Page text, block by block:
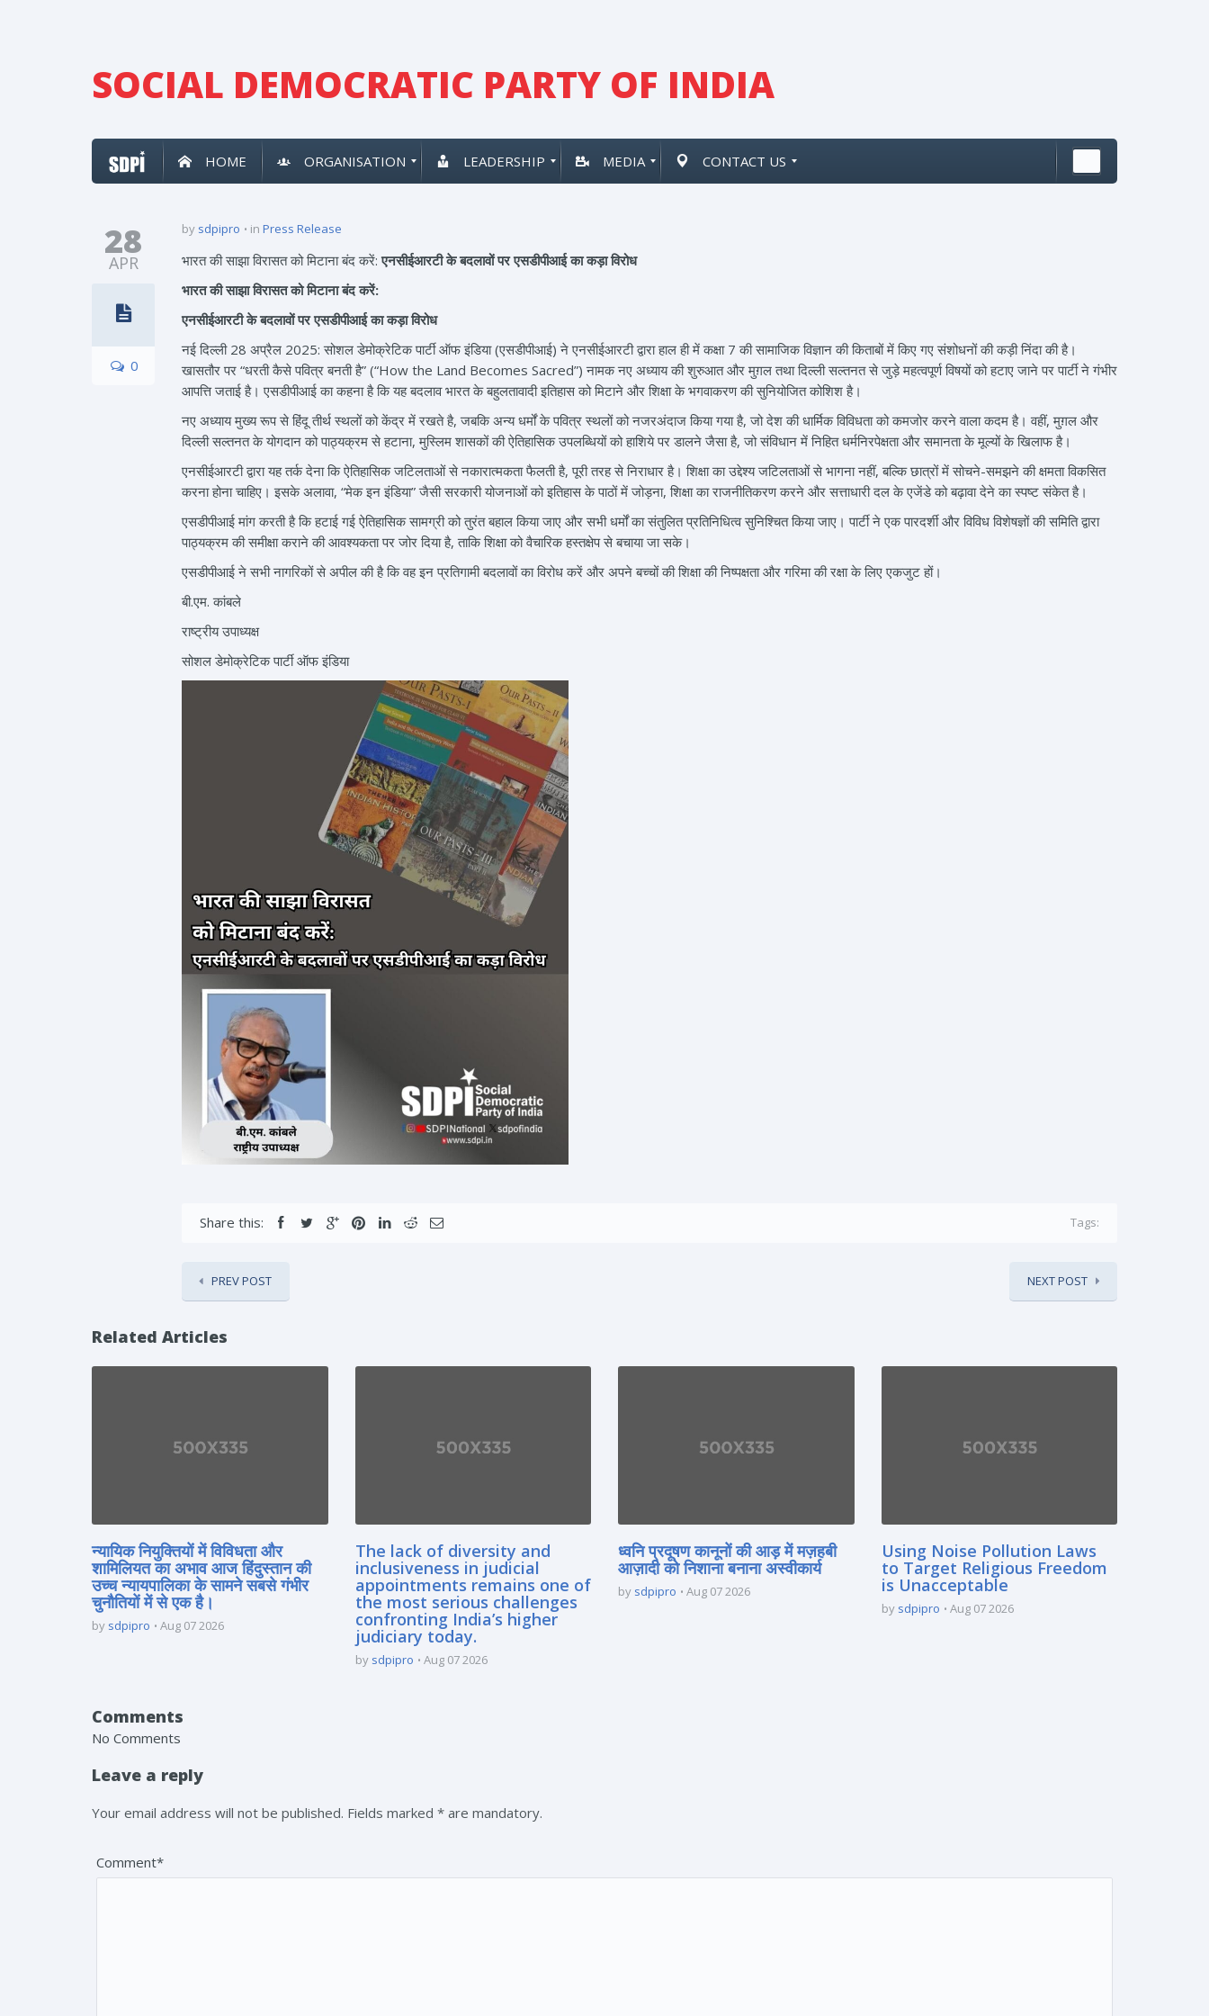
SOCIAL DEMOCRATIC PARTY OF INDIA
HOME ORGANISATION LEADERSHIP MEDIA CONTACT US
28
APR
0
by sdpipro in Press Release
भारत की साझा विरासत को मिटाना बंद करें:एनसीईआरटी के बदलावों पर एसडीपीआई का कड़ा विरोध
भारत की साझा विरासत को मिटाना बंद करें:
एनसीईआरटी के बदलावों पर एसडीपीआई का कड़ा विरोध
नई दिल्ली 28 अप्रैल 2025: सोशल डेमोक्रेटिक पार्टी ऑफ इंडिया (एसडीपीआई) ने एनसीईआरटी द्वारा हाल ही में कक्षा 7 की सामाजिक विज्ञान की किताबों में किए गए संशोधनों की कड़ी निंदा की है।
खासतौर पर “धरती कैसे पवित्र बनती है” (“How the Land Becomes Sacred”) नामक नए अध्याय की शुरुआत और मुग़ल तथा दिल्ली सल्तनत से जुड़े महत्वपूर्ण विषयों को हटाए जाने पर पार्टी ने गंभीर
आपत्ति जताई है। एसडीपीआई का कहना है कि यह बदलाव भारत के बहुलतावादी इतिहास को मिटाने और शिक्षा के भगवाकरण की सुनियोजित कोशिश है।
नए अध्याय मुख्य रूप से हिंदू तीर्थ स्थलों को केंद्र में रखते है, जबकि अन्य धर्मों के पवित्र स्थलों को नजरअंदाज किया गया है, जो देश की धार्मिक विविधता को कमजोर करने वाला कदम है। वहीं, मुग़ल और
दिल्ली सल्तनत के योगदान को पाठ्यक्रम से हटाना, मुस्लिम शासकों की ऐतिहासिक उपलब्धियों को हाशिये पर डालने जैसा है, जो संविधान में निहित धर्मनिरपेक्षता और समानता के मूल्यों के खिलाफ है।
एनसीईआरटी द्वारा यह तर्क देना कि ऐतिहासिक जटिलताओं से नकारात्मकता फैलती है, पूरी तरह से निराधार है। शिक्षा का उद्देश्य जटिलताओं से भागना नहीं, बल्कि छात्रों में सोचने-समझने की क्षमता विकसित
करना होना चाहिए। इसके अलावा, “मेक इन इंडिया” जैसी सरकारी योजनाओं को इतिहास के पाठों में जोड़ना, शिक्षा का राजनीतिकरण करने और सत्ताधारी दल के एजेंडे को बढ़ावा देने का स्पष्ट संकेत है।
एसडीपीआई मांग करती है कि हटाई गई ऐतिहासिक सामग्री को तुरंत बहाल किया जाए और सभी धर्मों का संतुलित प्रतिनिधित्व सुनिश्चित किया जाए। पार्टी ने एक पारदर्शी और विविध विशेषज्ञों की समिति द्वारा
पाठ्यक्रम की समीक्षा कराने की आवश्यकता पर जोर दिया है, ताकि शिक्षा को वैचारिक हस्तक्षेप से बचाया जा सके।
एसडीपीआई ने सभी नागरिकों से अपील की है कि वह इन प्रतिगामी बदलावों का विरोध करें और अपने बच्चों की शिक्षा की निष्पक्षता और गरिमा की रक्षा के लिए एकजुट हों।
बी.एम. कांबले
राष्ट्रीय उपाध्यक्ष
सोशल डेमोक्रेटिक पार्टी ऑफ इंडिया
Share this: Tags:
PREV POST NEXT POST
Related Articles
न्यायिक नियुक्तियों में विविधता और
शामिलियत का अभाव आज हिंदुस्तान की
उच्च न्यायपालिका के सामने सबसे गंभीर
चुनौतियों में से एक है।
by sdpipro Aug 07 2026
The lack of diversity and
inclusiveness in judicial
appointments remains one of
the most serious challenges
confronting India’s higher
judiciary today.
by sdpipro Aug 07 2026
ध्वनि प्रदूषण कानूनों की आड़ में मज़हबी
आज़ादी को निशाना बनाना अस्वीकार्य
by sdpipro Aug 07 2026
Using Noise Pollution Laws
to Target Religious Freedom
is Unacceptable
by sdpipro Aug 07 2026
Comments
No Comments
Leave a reply
Your email address will not be published. Fields marked * are mandatory.
Comment*